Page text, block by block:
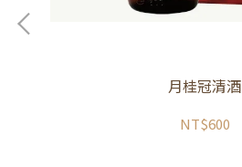
月桂冠清酒
NT$600